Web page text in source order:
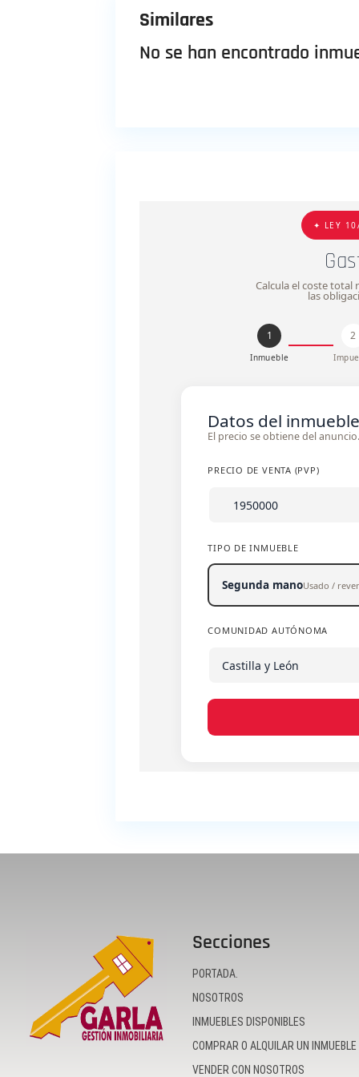
Similares
No se han encontrado
✦ LEY
Calcula el coste total
las
1
Inmueble
2
Datos del
El precio se obtiene del
PRECIO DE VENTA (PVP)
TIPO DE INMUEBLE
Segunda manoUsado /
COMUNIDAD AUTÓNOMA
Secciones
PORTADA.
NOSOTROS
INMUEBLES DISPONIBLES
COMPRAR O ALQUILAR UN INMUEBLE
VENDER CON NOSOTROS